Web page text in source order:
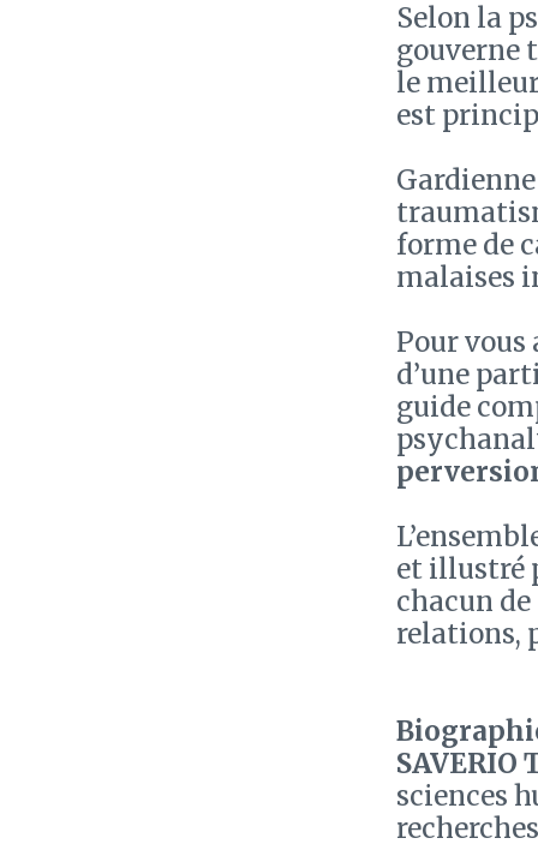
Selon la
gouverne
le
est
forme de
malaises
Pour
d’une
guide
et illustré
chacun
relations,
SAVERIO
sciences